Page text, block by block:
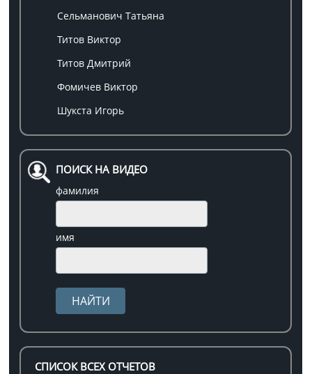
Сельманович Татьяна
Титов Виктор
Титов Дмитрий
Фомичев Виктор
Шукста Игорь
ПОИСК НА ВИДЕО
фамилия
имя
СПИСОК ВСЕХ ОТЧЕТОВ